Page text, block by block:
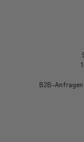
B2B-